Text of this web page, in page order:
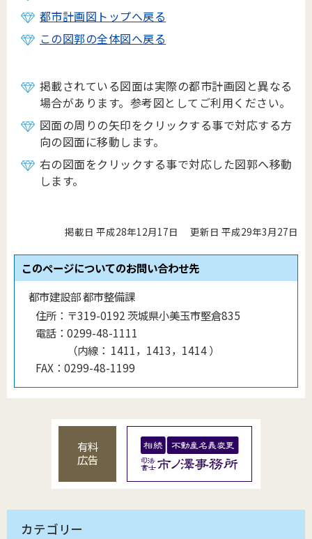
都市計画図トップへ戻る
この図郭の全体図へ戻る
掲載されている図面は実際の都市計画図と異なる
場合があります。参考図としてご利用ください。
図面の周りの矢印をクリックする事で対応する方
向の図面に移動します。
右の図面をクリックする事で対応した図郭へ移動
します。
掲載日 平成28年12月17日 更新日 平成29年3月27日
このページについてのお問い合わせ先
都市建設部 都市整備課
住所： 〒319-0192 茨城県小美玉市堅倉835
電話： 0299-48-1111
（内線 ： 1411，1413，1414）
FAX： 0299-48-1199
有料
広告
カテゴリー